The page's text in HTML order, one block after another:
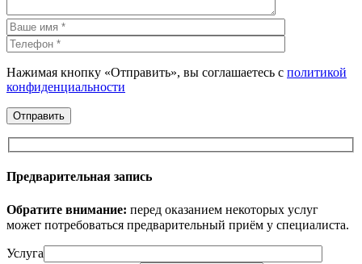
Нажимая кнопку «Отправить», вы соглашаетесь с политикой
конфиденциальности
Предварительная запись
Обратите внимание: перед оказанием некоторых услуг
может потребоваться предварительный приём у специалиста.
Услуга